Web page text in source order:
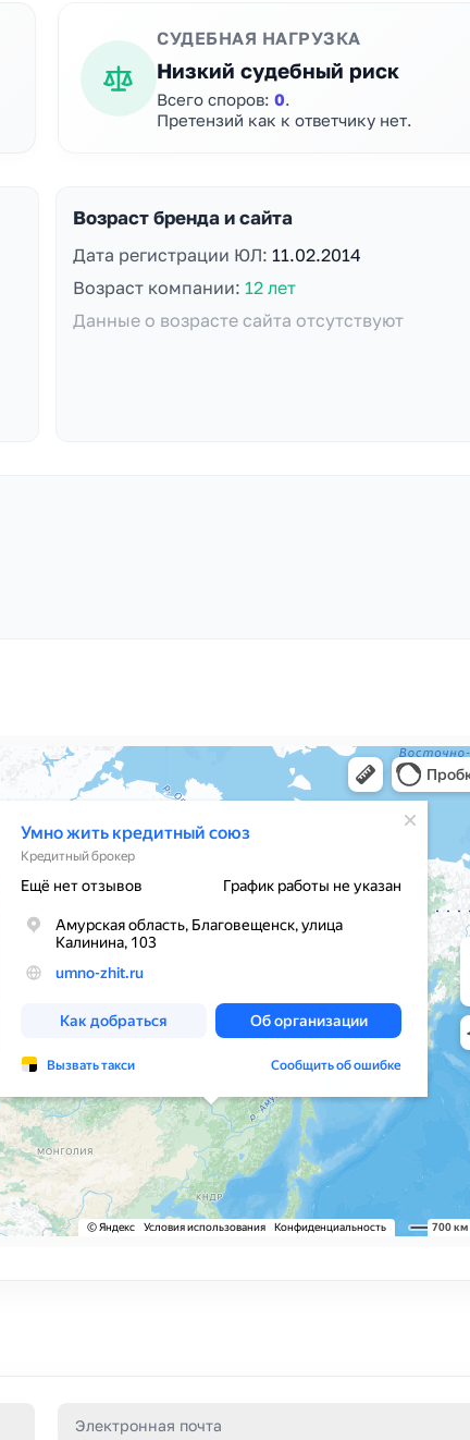
СУДЕБНАЯ НАГРУЗКА
Низкий судебный риск
Всего споров: 0.
Претензий как к ответчику нет.
Возраст бренда и сайта
Дата регистрации ЮЛ: 11.02.2014
Возраст компании: 12 лет
Данные о возрасте сайта отсутствуют